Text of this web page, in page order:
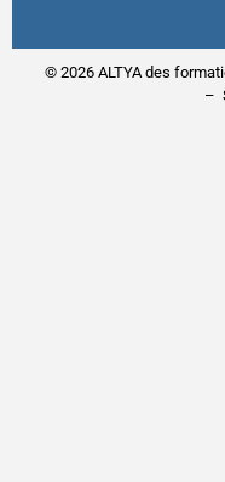
© 2026 ALTYA des
–